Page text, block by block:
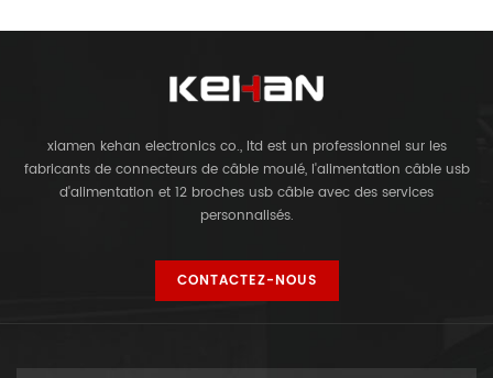
xiamen kehan electronics co., ltd est un professionnel sur les
fabricants de connecteurs de câble moulé, l'alimentation câble usb
d'alimentation et 12 broches usb câble avec des services
personnalisés.
CONTACTEZ-NOUS